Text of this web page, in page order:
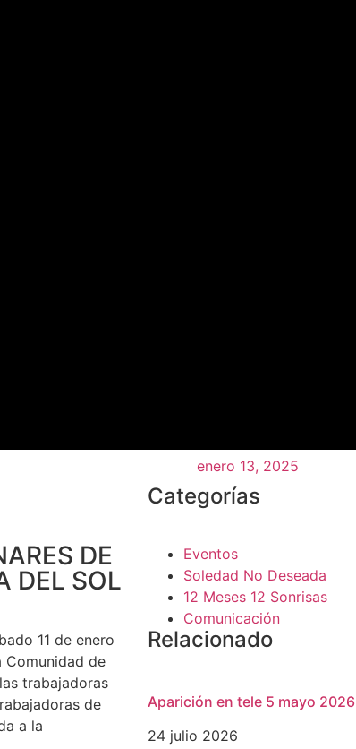
enero 13, 2025
DE
DEL SOL
11 de enero
Comunidad de
trabajadoras
de
a la
Categorías
Eventos
Soledad No Deseada
12 Meses 12 Sonrisas
Comunicación
Relacionado
Aparición en tele 5 mayo 2026
24 julio 2026